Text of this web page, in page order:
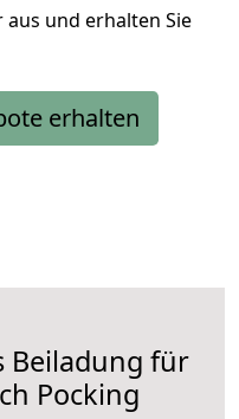
aus und erhalten Sie
erhalten
Beiladung für
Pocking